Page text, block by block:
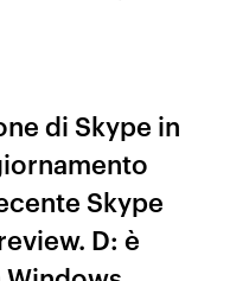
di Skype in
Skype
D: è